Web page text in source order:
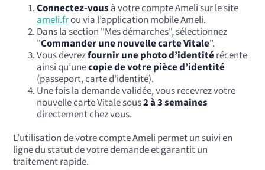
Connectez-vous à votre compte Ameli sur le site
ameli.frou via l’application mobile Ameli.
Dans la section "Mes démarches", sélectionnez
"Commander une nouvelle carte Vitale".
Vous devrezfournir une photo d’identitérécente
ainsi qu’unecopie de votre pièce d’identité
(passeport, carte d’identité).
Une fois la demande validée, vous recevrez votre
nouvelle carte Vitale sous2 à 3 semaines
directement chez vous.
L’utilisation de votre compte Ameli permet un suivi en
ligne du statut de votre demande et garantit un
traitement rapide.